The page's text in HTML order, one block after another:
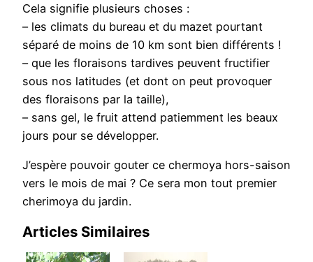
Cela signifie plusieurs choses :
– les climats du bureau et du mazet pourtant
séparé de moins de 10 km sont bien différents !
– que les floraisons tardives peuvent fructifier
sous nos latitudes (et dont on peut provoquer
des floraisons par la taille),
– sans gel, le fruit attend patiemment les beaux
jours pour se développer.
J’espère pouvoir gouter ce chermoya hors-saison
vers le mois de mai ? Ce sera mon tout premier
cherimoya du jardin.
Articles Similaires